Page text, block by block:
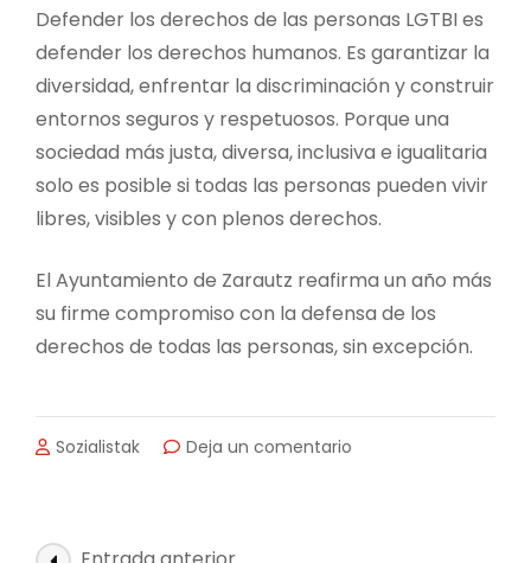
Defender los derechos de las personas LGTBI es
defender los derechos humanos. Es garantizar la
diversidad, enfrentar la discriminación y construir
entornos seguros y respetuosos. Porque una
sociedad más justa, diversa, inclusiva e igualitaria
solo es posible si todas las personas pueden vivir
libres, visibles y con plenos derechos.
El Ayuntamiento de Zarautz reafirma un año más
su firme compromiso con la defensa de los
derechos de todas las personas, sin excepción.
Sozialistak Deja un comentario